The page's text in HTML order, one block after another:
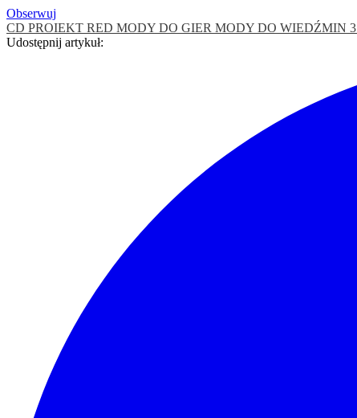
Obserwuj
CD PROIEKT RED MODY DO GIER MODY DO WIEDŹMIN 3
Udostępnij artykuł: